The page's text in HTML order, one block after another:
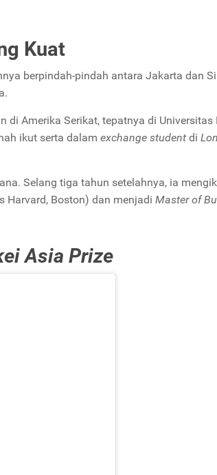
Kuat
berpindah-pindah antara Jakarta dan
Amerika Serikat, tepatnya di Universitas
ikut serta dalam exchange student di
Selang tiga tahun setelahnya, ia
Harvard, Boston) dan menjadi Master of
Asia Prize